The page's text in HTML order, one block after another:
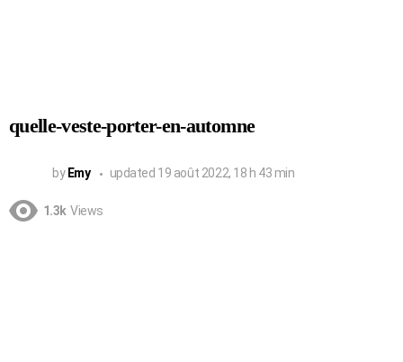
quelle-veste-porter-en-automne
by Emy updated 19 août 2022, 18 h 43 min
1.3k Views